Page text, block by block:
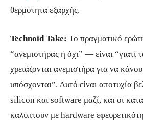
θερμότητα εξαρχής.
Technoid Take: Το πραγματικό
“ανεμιστήρας ή όχι” — είναι
χρειάζονται ανεμιστήρα για να
υπόσχονται”. Αυτό είναι αποτυχία
silicon και software μαζί, και οι
καλύπτουν με hardware